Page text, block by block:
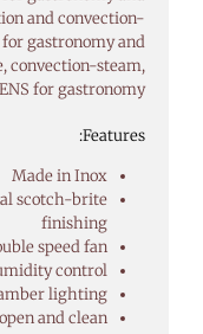
and convection-
for gastronomy and
convection-steam,
for gastronomy.
Features:
Made in Inox
scotch-brite
finishing
speed fan
control
lighting
and clean